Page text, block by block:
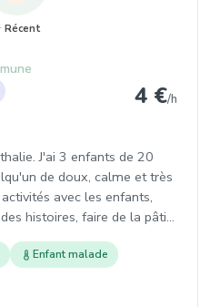
Récent
4 €/h
J'ai 3 enfants de 20
de doux, calme et très
avec les enfants,
histoires, faire de la pâti…
Enfant malade